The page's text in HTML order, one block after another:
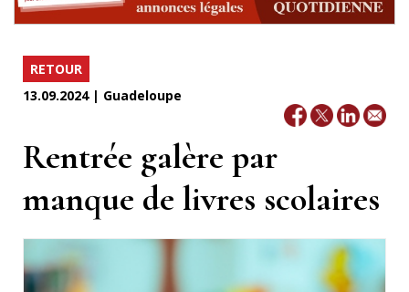
RETOUR
13.09.2024 | Guadeloupe
Rentrée galère par
manque de livres scolaires